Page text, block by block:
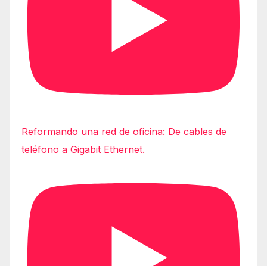
Reformando una red de oficina: De cables de
teléfono a Gigabit Ethernet.